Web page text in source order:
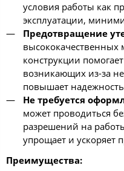
условия работы как
эксплуатации,
Предотвращение
конструкции
возникающих из-за
повышает
Не требуется
может проводиться
разрешений на
упрощает и ускоряет
Преимущества: